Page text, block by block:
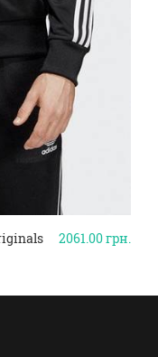
2061.00грн.